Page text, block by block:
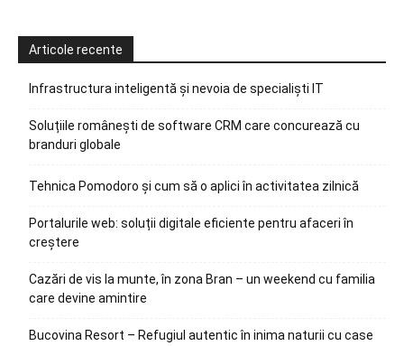
Articole recente
Infrastructura inteligentă și nevoia de specialiști IT
Soluțiile românești de software CRM care concurează cu
branduri globale
Tehnica Pomodoro și cum să o aplici în activitatea zilnică
Portalurile web: soluții digitale eficiente pentru afaceri în
creștere
Cazări de vis la munte, în zona Bran – un weekend cu familia
care devine amintire
Bucovina Resort – Refugiul autentic în inima naturii cu case